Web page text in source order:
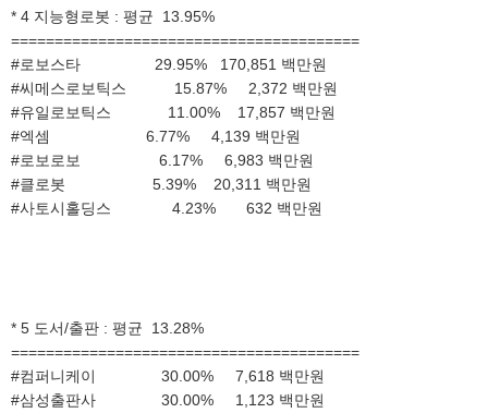
* 4 지능형로봇 : 평균 13.95%
========================================
#로보스타 29.95% 170,851 백만원
#씨메스로보틱스 15.87% 2,372 백만원
#유일로보틱스 11.00% 17,857 백만원
#엑셈 6.77% 4,139 백만원
#로보로보 6.17% 6,983 백만원
#클로봇 5.39% 20,311 백만원
#사토시홀딩스 4.23% 632 백만원
* 5 도서/출판 : 평균 13.28%
========================================
#컴퍼니케이 30.00% 7,618 백만원
#삼성출판사 30.00% 1,123 백만원